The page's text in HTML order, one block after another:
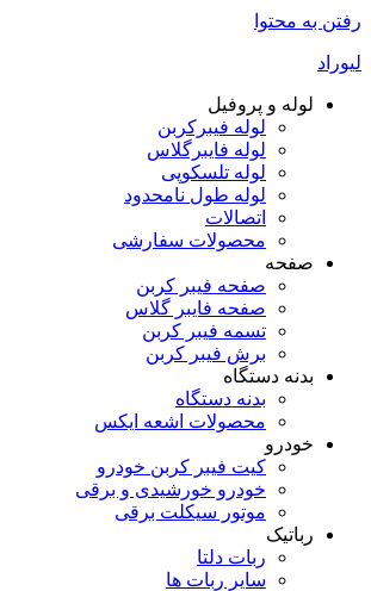
رفتن به محتوا
لیوراد
لوله و پروفیل
لوله فیبرکربن
لوله فایبرگلاس
لوله تلسکوپی
لوله طول نامحدود
اتصالات
محصولات سفارشی
صفحه
صفحه فیبر کربن
صفحه فایبر گلاس
تسمه فیبر کربن
برش فیبر کربن
بدنه دستگاه
بدنه دستگاه
محصولات اشعه ایکس
خودرو
کیت فیبر کربن خودرو
خودرو خورشیدی و برقی
موتور سیکلت برقی
رباتیک
ربات دلتا
سایر ربات ها